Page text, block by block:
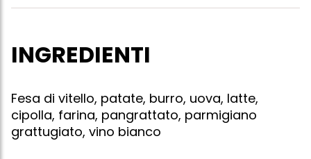
INGREDIENTI
Fesa di vitello, patate, burro, uova, latte,
cipolla, farina, pangrattato, parmigiano
grattugiato, vino bianco